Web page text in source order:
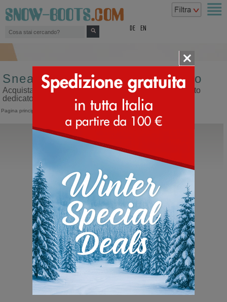
DE EN
Sneakers da uomo colore grigio
Acquista sneakers da uomo colore grigio sul nostro sito
dedicato ai doposci
Pagina principale Sneakers
Tahoe Classic
Polacco con lacci da uomo sportivo
109,90 Euro 79,00 Euro
Modello disponibile in 2 colori